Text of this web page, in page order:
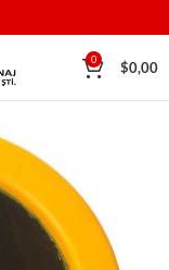
0 $0,00